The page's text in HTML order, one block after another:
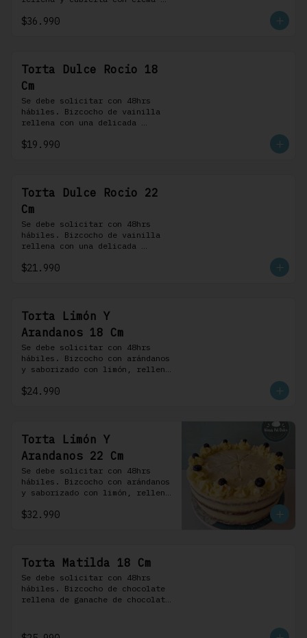
profiteroles.
$36.990
Torta Dulce Rocio 18
Cm
Se debe solicitar con 48hrs
hábiles. Bizcocho de vainilla
rellena con una delicada
de leche cubierta con nuestra
$19.990
Torta Dulce Rocio 22
Cm
Se debe solicitar con 48hrs
hábiles. Bizcocho de vainilla
rellena con una delicada
de leche cubierta con nuestra
$21.990
Torta Limón Y
Arandanos 18 Cm
Se debe solicitar con 48hrs
hábiles. Bizcocho con arándanos
y saborizado con limón, rellena
rojos y cubierta con un
$24.990
Torta Limón Y
Arandanos 22 Cm
Se debe solicitar con 48hrs
hábiles. Bizcocho con arándanos
y saborizado con limón, rellena
rojos y cubierta con un
$32.990
Torta Matilda 18 Cm
Se debe solicitar con 48hrs
hábiles. Bizcocho de chocolate
rellena de ganache de chocolate
chocolate.